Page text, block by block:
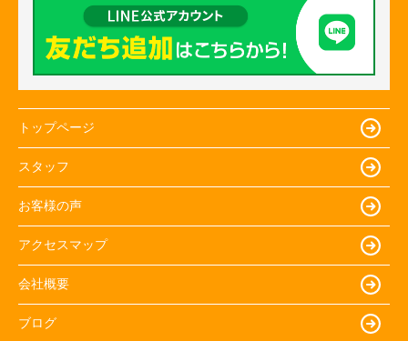
トップページ
スタッフ
お客様の声
アクセスマップ
会社概要
ブログ